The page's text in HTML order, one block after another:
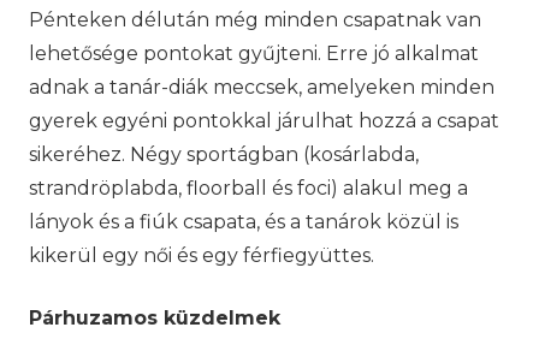
Pénteken délután még minden csapatnak van
lehetősége pontokat gyűjteni. Erre jó alkalmat
adnak a tanár-diák meccsek, amelyeken minden
gyerek egyéni pontokkal járulhat hozzá a csapat
sikeréhez. Négy sportágban (kosárlabda,
strandröplabda, floorball és foci) alakul meg a
lányok és a fiúk csapata, és a tanárok közül is
kikerül egy női és egy férfiegyüttes.
Párhuzamos küzdelmek